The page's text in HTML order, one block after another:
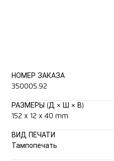
НОМЕР ЗАКАЗА
350005.92
РАЗМЕРЫ (Д × Ш × В)
152 x 12 x 40 mm
ВИД ПЕЧАТИ
Тампопечать